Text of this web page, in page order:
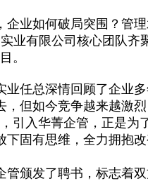
企业如何破局突围？管
业有限公司核心团队
。
业任总深情回顾了企业
，但如今竞争越来越激
引入华菁企管，正是为
下固有思维，全力拥抱
管颁发了聘书，标志着双